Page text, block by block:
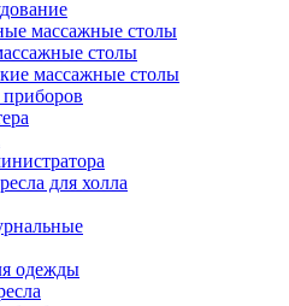
массажные столы
столы
массажные столы
для холла
одежды